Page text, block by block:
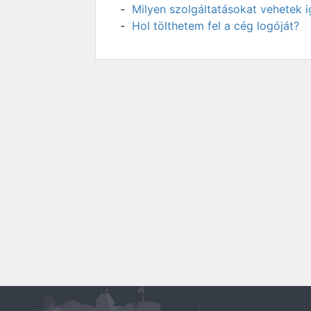
Milyen szolgáltatásokat vehetek
Hol tölthetem fel a cég logóját?